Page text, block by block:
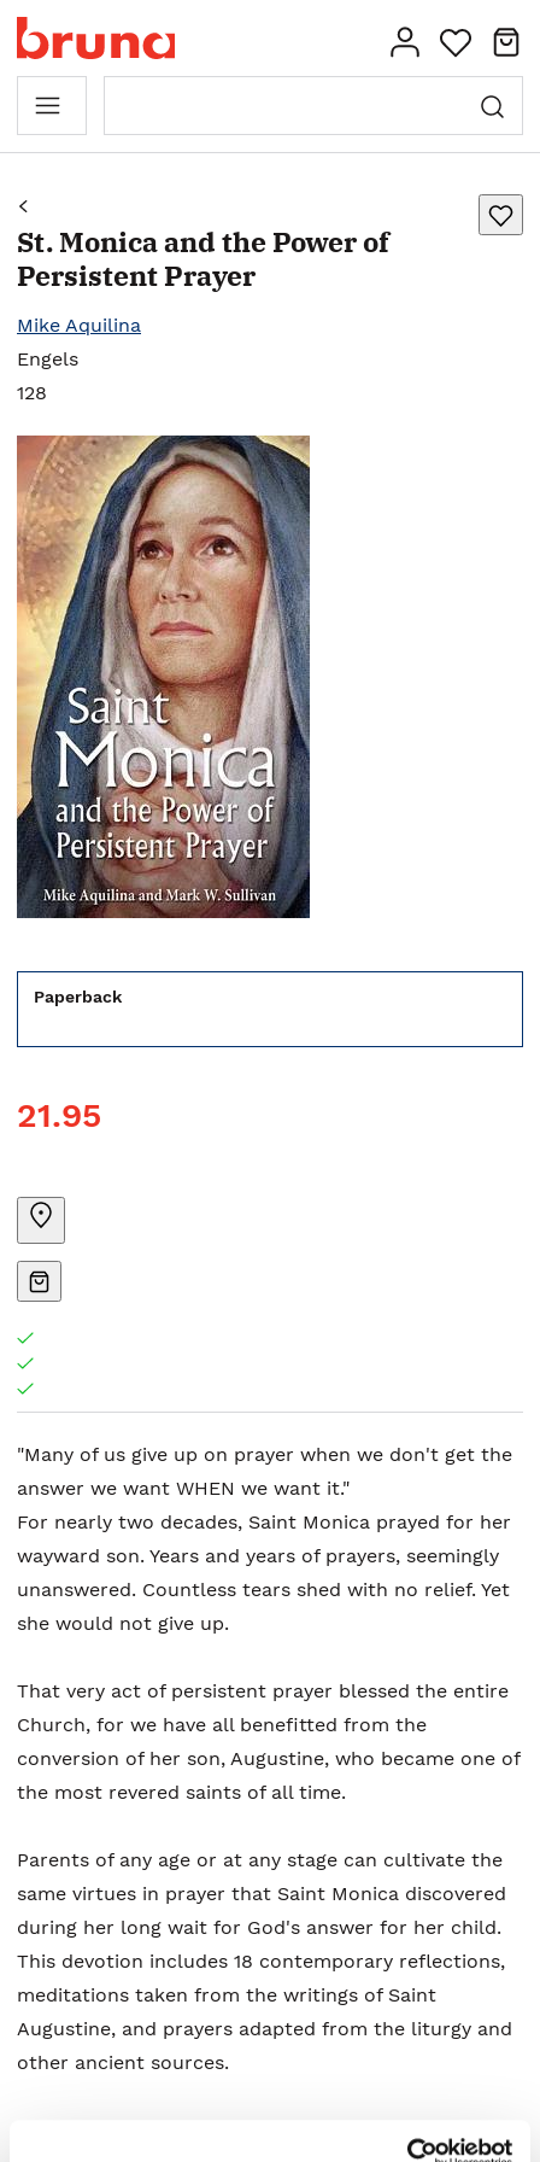
St. Monica and the Power of
Persistent Prayer
Mike Aquilina
Engels
128
Paperback
21.95
"Many of us give up on prayer when we don't get the
answer we want WHEN we want it."
For nearly two decades, Saint Monica prayed for her
wayward son. Years and years of prayers, seemingly
unanswered. Countless tears shed with no relief. Yet
she would not give up.
That very act of persistent prayer blessed the entire
Church, for we have all benefitted from the
conversion of her son, Augustine, who became one of
the most revered saints of all time.
Parents of any age or at any stage can cultivate the
same virtues in prayer that Saint Monica discovered
during her long wait for God's answer for her child.
This devotion includes 18 contemporary reflections,
meditations taken from the writings of Saint
Augustine, and prayers adapted from the liturgy and
other ancient sources.